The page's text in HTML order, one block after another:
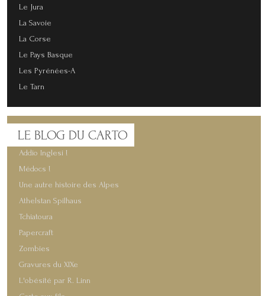
Le Jura
La Savoie
La Corse
Le Pays Basque
Les Pyrénées-A
Le Tarn
LE BLOG DU CARTO
Addio Inglesi !
Médocs !
Une autre histoire des Alpes
Athelstan Spilhaus
Tchiatoura
Papercraft
Zombies
Gravures du XIXe
L'obésité par R. Linn